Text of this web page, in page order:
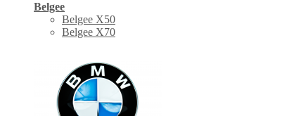
Belgee
Belgee X50
Belgee X70